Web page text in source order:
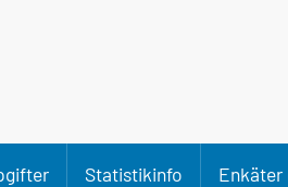
Statistikinfo